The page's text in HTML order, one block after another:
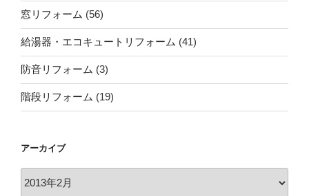
窓リフォーム (56)
給湯器・エコキュートリフォーム (41)
防音リフォーム (3)
階段リフォーム (19)
アーカイブ